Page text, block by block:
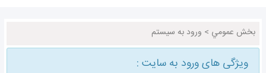
بخش عمومي > ورود به سیستم
ویژگی های ورود به سایت :